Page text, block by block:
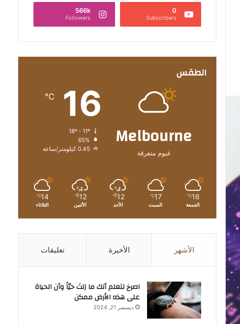
0
Subscribers
566k
Followers
الطقس
Melbourne
غيوم متفرقة
16
℃
65%
0.45 كيلومتر/ساعة
16
℃
الجمعة
17
℃
السبت
12
℃
الأحد
12
℃
الأثنين
14
℃
الثلاثاء
الأشهر الأخيرة تعليقات
‫اصرخ لتعلم أنك ما زلتَ حيّاً وأن الحياة
على هذه الأرض ممكن
ديسمبر 21, 2024